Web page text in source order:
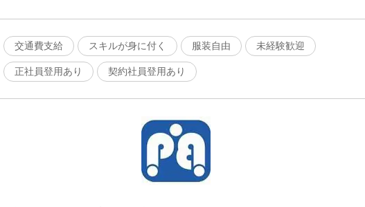
交通費支給
スキルが身に付く 服装自由 未経験歓迎
正社員登用あり 契約社員登用あり